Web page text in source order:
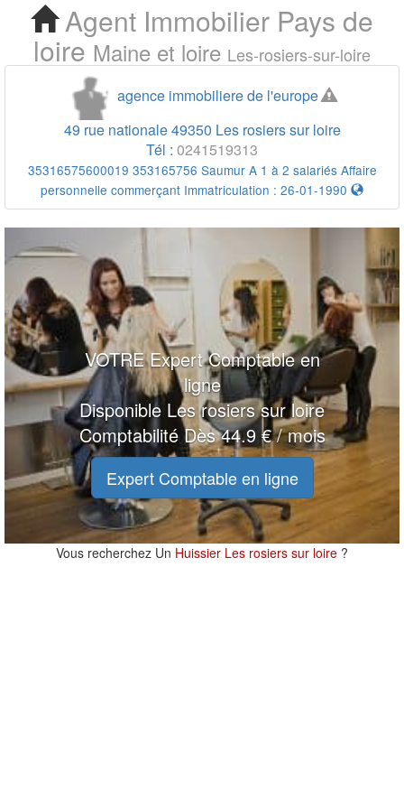
Cherchez votre Agent
Immobilier Les rosiers sur
loire
Agent Immobilier Pays de
loire Maine et loire Les-rosiers-sur-loire
agence immobiliere de l'europe
49 rue nationale49350 Les rosiers sur loire
Tél : 0241519313
35316575600019 353165756 Saumur A 1 à 2 salariés Affaire
personnelle commerçant Immatriculation : 26-01-1990
VOTRE Expert Comptable en
ligne
Disponible Les rosiers sur loire
Comptabilité Dès 44.9 € / mois
Expert Comptable en ligne
Vous recherchez Un Huissier Les rosiers sur loire ?